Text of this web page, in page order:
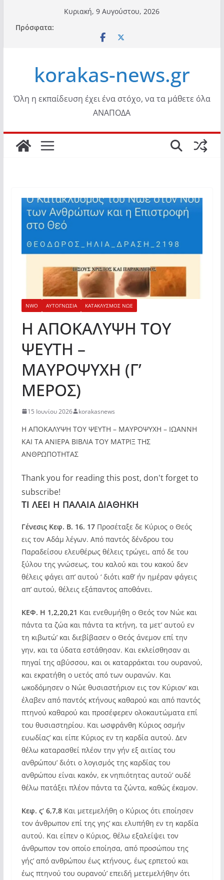
περιεχόμενο
Κυριακή, 9 Αυγούστου, 2026
Πρόσφατα:
korakas-news.gr
Όλη η εκπαίδευση έχει ένα στόχο, να τα μάθετε όλα
ΑΝΑΠΟΔΑ
NWO ΑΥΤΟΓΝΩΣΙΑ ΚΑΤΑΚΛΥΣΜΟΣ ΝΩΕ
Η ΑΠΟΚΑΛΥΨΗ ΤΟΥ
ΨΕΥΤΗ –
ΜΑΥΡΟΨΥΧΗ (Γ’
ΜΕΡΟΣ)
15 Ιουνίου 2026 korakasnews
Η ΑΠΟΚΑΛΥΨΗ ΤΟΥ ΨΕΥΤΗ – ΜΑΥΡΟΨΥΧΗ – ΙΩΑΝΝΗ
ΚΑΙ ΤΑ ΑΝΙΕΡΑ ΒΙΒΛΙΑ ΤΟΥ ΜΑΤΡΙΞ ΤΗΣ
ΑΝΘΡΩΠΟΤΗΤΑΣ
Thank you for reading this post, don't forget to
subscribe!
ΤΙ ΛΕΕΙ Η ΠΑΛΑΙΑ ΔΙΑΘΗΚΗ
Γένεσις Κεφ. Β. 16. 17Προσέταξε δε Κύριος ο Θεός
εις τον Αδάμ λέγων. Από παντός δένδρου του
Παραδείσου ελευθέρως θέλεις τρώγει, από δε του
ξύλου της γνώσεως, του καλού και του κακού δεν
θέλεις φάγει απ’ αυτού ‘ διότι καθ’ ήν ημέραν φάγεις
απ’ αυτού, θέλεις εξάπαντος αποθάνει.
ΚΕΦ. Η 1,2,20,21 Και ενεθυμήθη ο Θεός τον Νώε και
πάντα τα ζώα και πάντα τα κτήνη, τα μετ’ αυτού εν
τη κιβωτώ’ και διεβίβασεν ο Θεός άνεμον επί την
γην, και τα ύδατα εστάθησαν. Και εκλείσθησαν αι
πηγαί της αβύσσου, και οι καταρράκται του ουρανού,
και εκρατήθη ο υετός από των ουρανών. Και
ωκοδόμησεν ο Νώε θυσιαστήριον εις τον Κύριον’ και
έλαβεν από παντός κτήνους καθαρού και από παντός
πτηνού καθαρού και προσέφερεν ολοκαυτώματα επί
του θυσιαστηρίου. Και ωσφράνθη Κύριος οσμήν
ευωδίας’ και είπε Κύριος εν τη καρδία αυτού. Δεν
θέλω καταρασθεί πλέον την γήν εξ αιτίας του
ανθρώπου’ διότι ο λογισμός της καρδίας του
ανθρώπου είναι κακόν, εκ νηπιότητας αυτού’ ουδέ
θέλω πατάξει πλέον πάντα τα ζώντα, καθώς έκαμον.
Κεφ. ς’ 6,7,8Και μετεμελήθη ο Κύριος ότι εποίησεν
τον άνθρωπον επί της γης’ και ελυπήθη εν τη καρδία
αυτού. Και είπεν ο Κύριος, θέλω εξαλείψει τον
άνθρωπον τον οποίο εποίησα, από προσώπου της
γής’ από ανθρώπου έως κτήνους, έως ερπετού και
έως πτηνού του ουρανού’ επειδή μετεμελήθην ότι